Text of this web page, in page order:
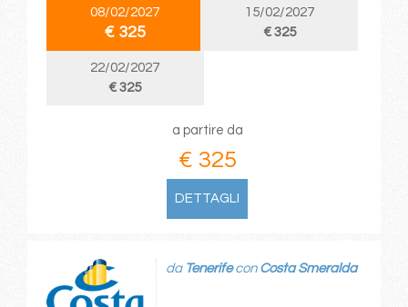
08/02/2027
€ 325
15/02/2027
€ 325
22/02/2027
€ 325
a partire da
€ 325
DETTAGLI
da Tenerifecon Costa Smeralda